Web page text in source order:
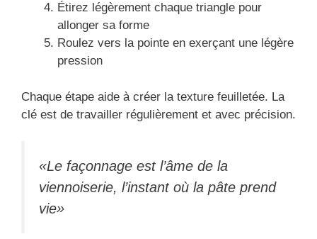
Étirez légèrement chaque triangle pour
allonger sa forme
Roulez vers la pointe en exerçant une légère
pression
Chaque étape aide à créer la texture feuilletée. La
clé est de travailler régulièrement et avec précision.
«Le façonnage est l’âme de la
viennoiserie, l’instant où la pâte prend
vie»